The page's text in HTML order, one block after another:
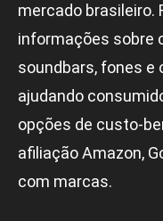
mercado brasileiro.
informações sobre
soundbars, fones e
ajudando
opções de custo-
afiliação Amazon,
com marcas.